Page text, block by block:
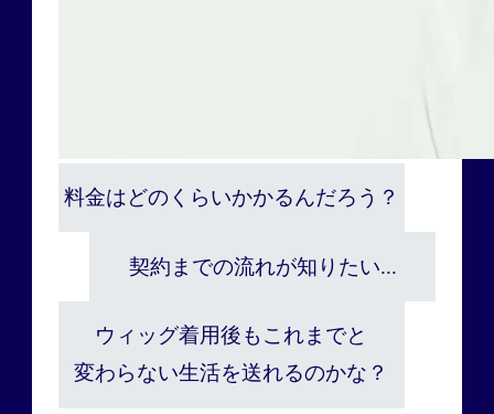
料金はどのくらいかかるんだろう？
契約までの流れが知りたい...
ウィッグ着用後もこれまでと
変わらない生活を送れるのかな？